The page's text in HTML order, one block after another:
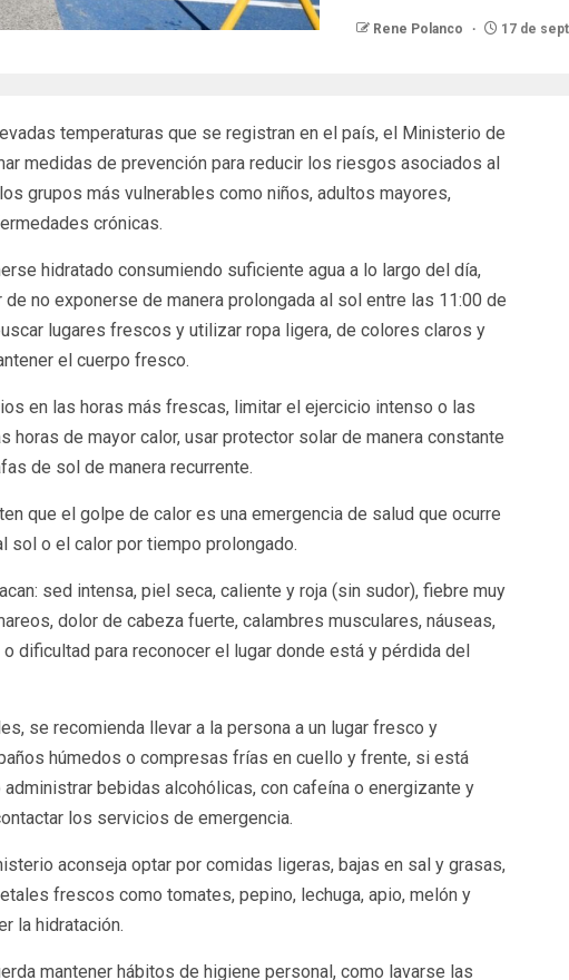
Rene Polanco 17 de
temperaturas que se registran en el país, el Ministerio de
medidas de prevención para reducir los riesgos asociados al
grupos más vulnerables como niños, adultos mayores,
crónicas.
hidratado consumiendo suficiente agua a lo largo del día,
no exponerse de manera prolongada al sol entre las 11:00 de
lugares frescos y utilizar ropa ligera, de colores claros y
el cuerpo fresco.
en las horas más frescas, limitar el ejercicio intenso o las
horas de mayor calor, usar protector solar de manera constante
de sol de manera recurrente.
que el golpe de calor es una emergencia de salud que ocurre
sol o el calor por tiempo prolongado.
sed intensa, piel seca, caliente y roja (sin sudor), fiebre muy
dolor de cabeza fuerte, calambres musculares, náuseas,
dificultad para reconocer el lugar donde está y pérdida del
se recomienda llevar a la persona a un lugar fresco y
húmedos o compresas frías en cuello y frente, si está
bebidas alcohólicas, con cafeína o energizante y
los servicios de emergencia.
aconseja optar por comidas ligeras, bajas en sal y grasas,
frescos como tomates, pepino, lechuga, apio, melón y
la hidratación.
mantener hábitos de higiene personal, como lavarse las